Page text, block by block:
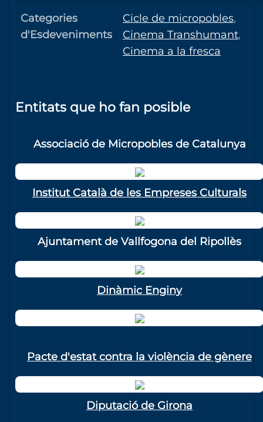
Categories
d'Esdeveniments
Cicle de micropobles,
Cinema Transhumant,
Cinema a la fresca
Entitats que ho fan posible
Associació de Micropobles de Catalunya
Institut Català de les Empreses Culturals
Ajuntament de Vallfogona del Ripollès
Dinàmic Enginy
Pacte d'estat contra la violència de gènere
Diputació de Girona